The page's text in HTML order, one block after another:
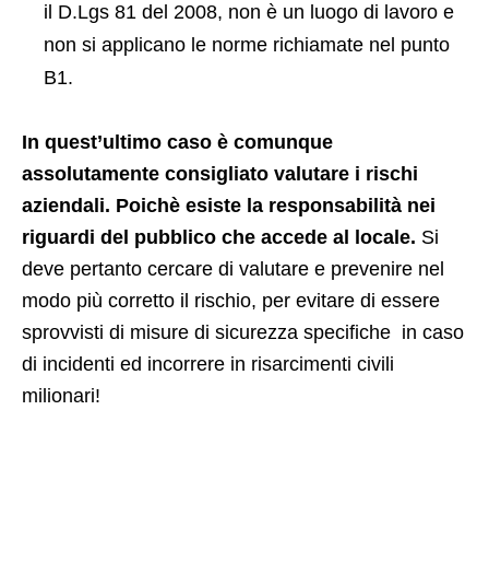
il D.Lgs 81 del 2008, non è un luogo di lavoro e
non si applicano le norme richiamate nel punto
B1.
In quest’ultimo caso è comunque
assolutamente consigliato valutare i rischi
aziendali. Poichè esiste la responsabilità nei
riguardi del pubblico che accede al locale. Si
deve pertanto cercare di valutare e prevenire nel
modo più corretto il rischio, per evitare di essere
sprovvisti di misure di sicurezza specifiche in caso
di incidenti ed incorrere in risarcimenti civili
milionari!